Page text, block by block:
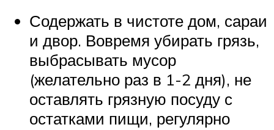
Содержать в чистоте дом, сараи
и двор. Вовремя убирать грязь,
выбрасывать мусор
(желательно раз в 1-2 дня), не
оставлять грязную посуду с
остатками пищи, регулярно